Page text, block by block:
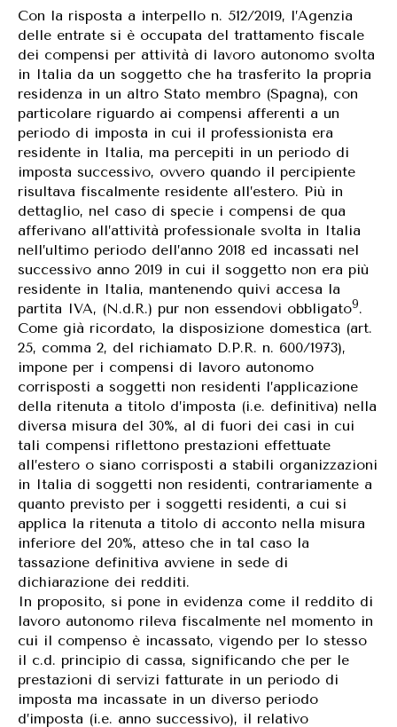
Con la risposta a interpello n. 512/2019, l’Agenzia
delle entrate si è occupata del trattamento fiscale
dei compensi per attività di lavoro autonomo svolta
in Italia da un soggetto che ha trasferito la propria
residenza in un altro Stato membro (Spagna), con
particolare riguardo ai compensi afferenti a un
periodo di imposta in cui il professionista era
residente in Italia, ma percepiti in un periodo di
imposta successivo, ovvero quando il percipiente
risultava fiscalmente residente all’estero. Più in
dettaglio, nel caso di specie i compensi de qua
afferivano all’attività professionale svolta in Italia
nell’ultimo periodo dell’anno 2018 ed incassati nel
successivo anno 2019 in cui il soggetto non era più
residente in Italia, mantenendo quivi accesa la
partita IVA, (N.d.R.) pur non essendovi obbligato9.
Come già ricordato, la disposizione domestica (art.
25, comma 2, del richiamato D.P.R. n. 600/1973),
impone per i compensi di lavoro autonomo
corrisposti a soggetti non residenti l’applicazione
della ritenuta a titolo d’imposta (i.e. definitiva) nella
diversa misura del 30%, al di fuori dei casi in cui
tali compensi riflettono prestazioni effettuate
all’estero o siano corrisposti a stabili organizzazioni
in Italia di soggetti non residenti, contrariamente a
quanto previsto per i soggetti residenti, a cui si
applica la ritenuta a titolo di acconto nella misura
inferiore del 20%, atteso che in tal caso la
tassazione definitiva avviene in sede di
dichiarazione dei redditi.
In proposito, si pone in evidenza come il reddito di
lavoro autonomo rileva fiscalmente nel momento in
cui il compenso è incassato, vigendo per lo stesso
il c.d. principio di cassa, significando che per le
prestazioni di servizi fatturate in un periodo di
imposta ma incassate in un diverso periodo
d’imposta (i.e. anno successivo), il relativo